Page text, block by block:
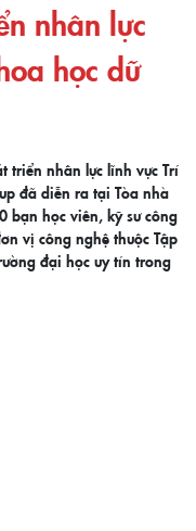
nhân lực
học dữ
triển nhân lực lĩnh vực Trí
đã diễn ra tại Tòa nhà
bạn học viên, kỹ sư công
vị công nghệ thuộc Tập
đại học uy tín trong